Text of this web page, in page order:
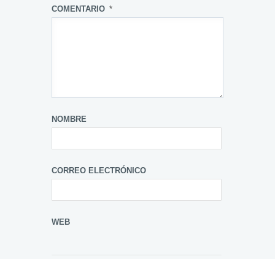
COMENTARIO *
NOMBRE
CORREO ELECTRÓNICO
WEB